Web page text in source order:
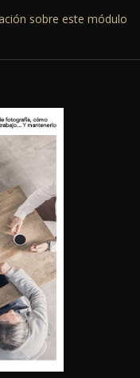
sobre este módulo